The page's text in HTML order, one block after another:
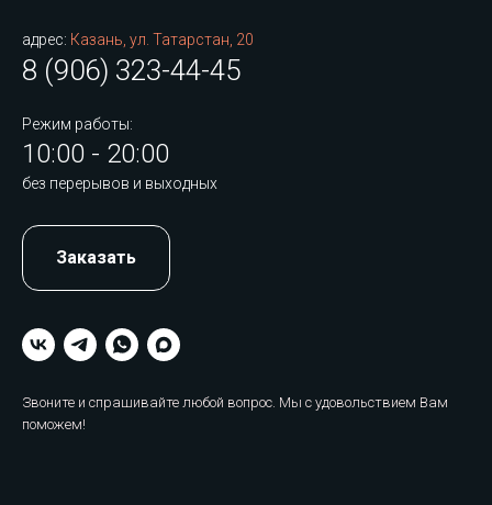
адрес: Казань, ул. Татарстан, 20
8 (906) 323-44-45
Режим работы:
10:00 - 20:00
без перерывов и выходных
Заказать
Звоните и спрашивайте любой вопрос. Мы с удовольствием Вам
поможем!